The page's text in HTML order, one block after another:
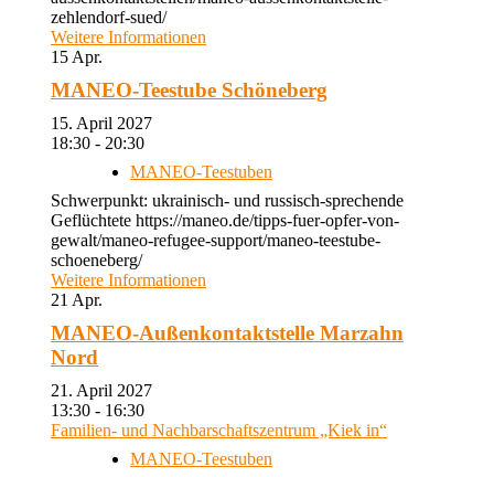
zehlendorf-sued/
Weitere Informationen
15 Apr.
MANEO-Teestube Schöneberg
15. April 2027
18:30 - 20:30
MANEO-Teestuben
Schwerpunkt: ukrainisch- und russisch-sprechende
Geflüchtete https://maneo.de/tipps-fuer-opfer-von-
gewalt/maneo-refugee-support/maneo-teestube-
schoeneberg/
Weitere Informationen
21 Apr.
MANEO-Außenkontaktstelle Marzahn
Nord
21. April 2027
13:30 - 16:30
Familien- und Nachbarschaftszentrum „Kiek in“
MANEO-Teestuben